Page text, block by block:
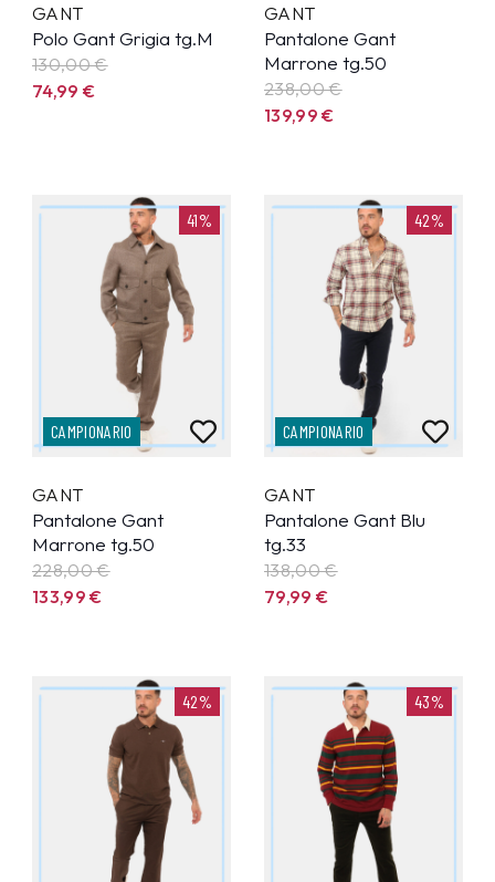
GANT
Polo Gant Grigia tg.M
130,00 €
74,99€
GANT
Pantalone Gant
Marrone tg.50
238,00 €
139,99€
41%
CAMPIONARIO
GANT
Pantalone Gant
Marrone tg.50
228,00 €
133,99€
42%
CAMPIONARIO
GANT
Pantalone Gant Blu
tg.33
138,00 €
79,99€
42% 43%